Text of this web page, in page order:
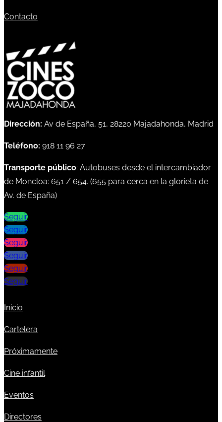
Contacto
Dirección: Av de España, 51, 28220 Majadahonda, Madrid
Teléfono: 918 11 96 27
Transporte público: Autobuses desde el intercambiador
de Moncloa: 651 / 654. (655 para cerca en la glorieta de
Av. de España)
Seguir
Seguir
Seguir
Seguir
Seguir
Seguir
Inicio
Cartelera
Próximamente
Cine infantil
Eventos
Directores